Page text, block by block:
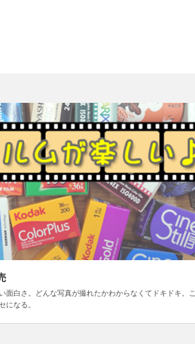
面白さ。どんな写真が撮れたかわからなくてドキドキ。こ
になる。